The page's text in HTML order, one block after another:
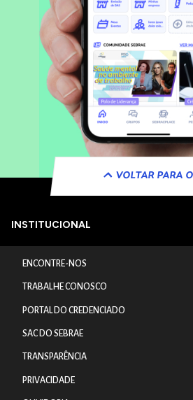
VOLTAR PARA
INSTITUCIONAL
ENCONTRE-NOS
TRABALHE CONOSCO
PORTAL DO CREDENCIADO
SAC DO SEBRAE
TRANSPARÊNCIA
PRIVACIDADE